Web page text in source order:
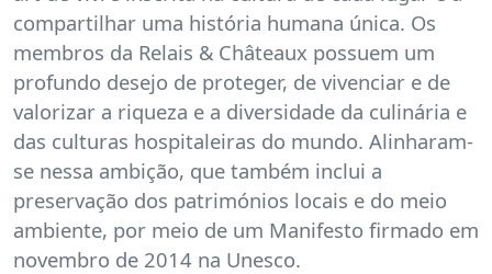
compartilhar uma história humana única. Os
membros da Relais & Châteaux possuem um
profundo desejo de proteger, de vivenciar e de
valorizar a riqueza e a diversidade da culinária e
das culturas hospitaleiras do mundo. Alinharam-
se nessa ambição, que também inclui a
preservação dos patrimónios locais e do meio
ambiente, por meio de um Manifesto firmado em
novembro de 2014 na Unesco.